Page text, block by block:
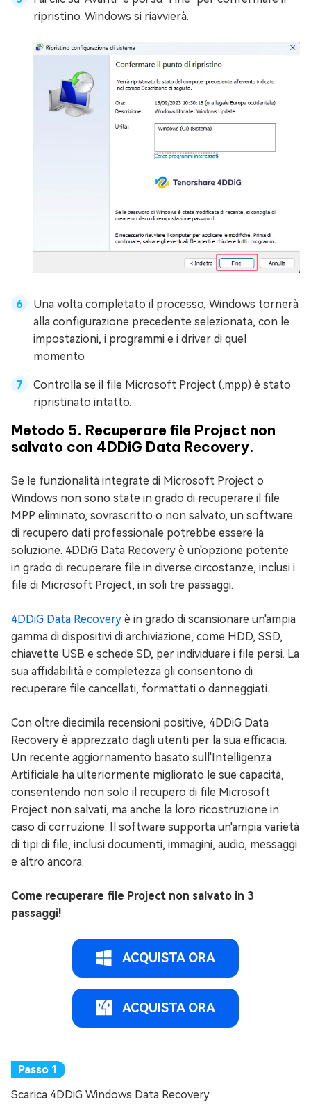
ripristino. Windows si riavvierà.
Una volta completato il processo, Windows tornerà
alla configurazione precedente selezionata, con le
impostazioni, i programmi e i driver di quel
momento.
Controlla se il file Microsoft Project (.mpp) è stato
ripristinato intatto.
Metodo 5. Recuperare file Project non
salvato con 4DDiG Data Recovery.
Se le funzionalità integrate di Microsoft Project o
Windows non sono state in grado di recuperare il file
MPP eliminato, sovrascritto o non salvato, un software
di recupero dati professionale potrebbe essere la
soluzione. 4DDiG Data Recovery è un'opzione potente
in grado di recuperare file in diverse circostanze, inclusi i
file di Microsoft Project, in soli tre passaggi.
4DDiG Data Recovery è in grado di scansionare un'ampia
gamma di dispositivi di archiviazione, come HDD, SSD,
chiavette USB e schede SD, per individuare i file persi. La
sua affidabilità e completezza gli consentono di
recuperare file cancellati, formattati o danneggiati.
Con oltre diecimila recensioni positive, 4DDiG Data
Recovery è apprezzato dagli utenti per la sua efficacia.
Un recente aggiornamento basato sull'Intelligenza
Artificiale ha ulteriormente migliorato le sue capacità,
consentendo non solo il recupero di file Microsoft
Project non salvati, ma anche la loro ricostruzione in
caso di corruzione. Il software supporta un'ampia varietà
di tipi di file, inclusi documenti, immagini, audio, messaggi
e altro ancora.
Come recuperare file Project non salvato in 3
passaggi!
ACQUISTA ORA
ACQUISTA ORA
Scarica 4DDiG Windows Data Recovery.